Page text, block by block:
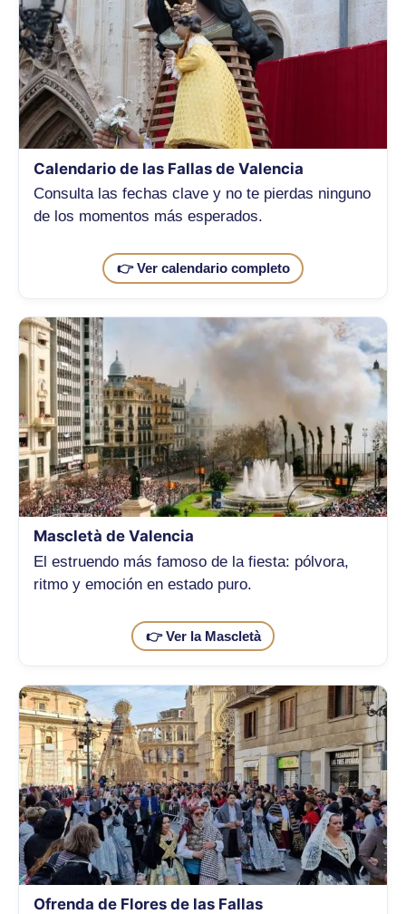
Calendario de las Fallas de Valencia
Consulta las fechas clave y no te pierdas ninguno
de los momentos más esperados.
👉 Ver calendario completo
Mascletà de Valencia
El estruendo más famoso de la fiesta: pólvora,
ritmo y emoción en estado puro.
👉 Ver la Mascletà
Ofrenda de Flores de las Fallas